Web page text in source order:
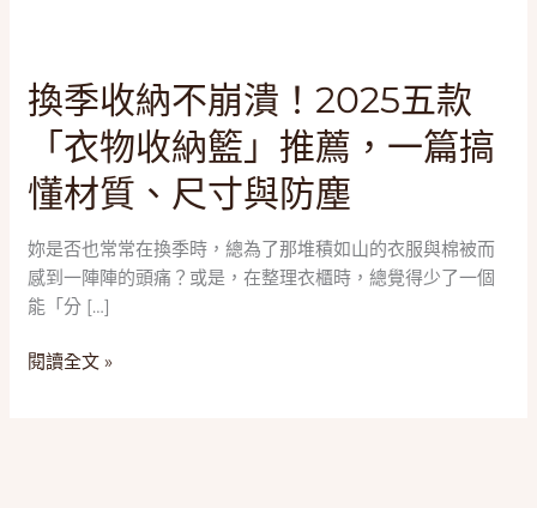
換季收納不崩潰！2025五款
「衣物收納籃」推薦，一篇搞
懂材質、尺寸與防塵
妳是否也常常在換季時，總為了那堆積如山的衣服與棉被而
感到一陣陣的頭痛？或是，在整理衣櫃時，總覺得少了一個
能「分 […]
換
季
納
不
潰！
2025
五
款
「衣
閱讀全文 »